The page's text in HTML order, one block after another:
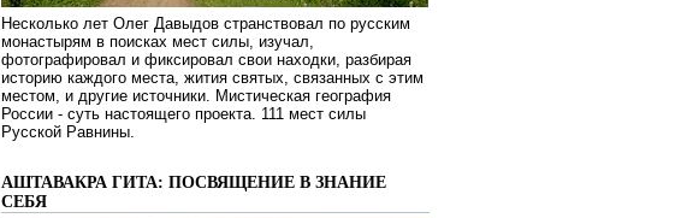
Несколько лет Олег Давыдов странствовал по русским
монастырям в поисках мест силы, изучал,
фотографировал и фиксировал свои находки, разбирая
историю каждого места, жития святых, связанных с этим
местом, и другие источники. Мистическая география
России - суть настоящего проекта. 111 мест силы
Русской Равнины.
АШТАВАКРА ГИТА: ПОСВЯЩЕНИЕ В ЗНАНИЕ
СЕБЯ